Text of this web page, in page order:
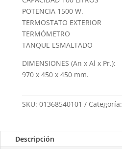
POTENCIA 1500 W.
TERMOSTATO EXTERIOR
TERMÓMETRO
TANQUE ESMALTADO
DIMENSIONES (An x Al x Pr.):
970 x 450 x 450 mm.
SKU: 01368540101 Categoría:
Descripción